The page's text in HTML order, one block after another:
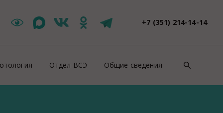
+7 (351) 214-14-14
Отдел ВСЭ Общие сведения